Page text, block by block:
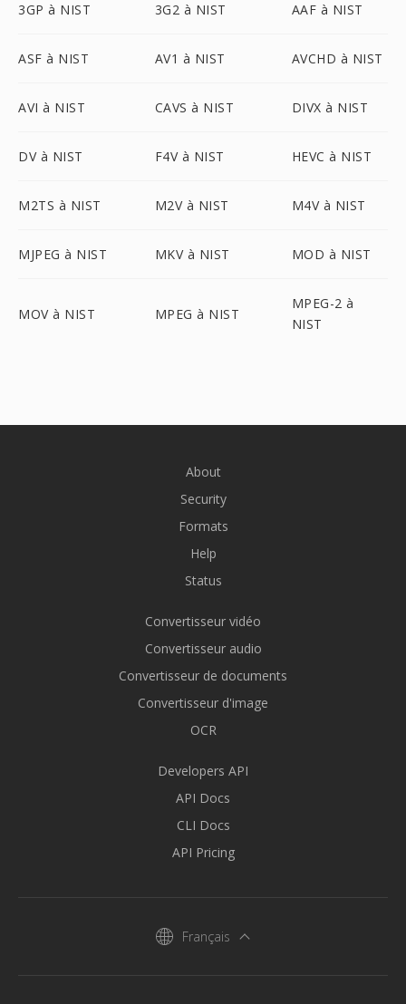
3GP à NIST 3G2 à NIST AAF à NIST
ASF à NIST AV1 à NIST AVCHD à NIST
AVI à NIST CAVS à NIST DIVX à NIST
DV à NIST F4V à NIST HEVC à NIST
M2TS à NIST M2V à NIST M4V à NIST
MJPEG à NIST MKV à NIST MOD à NIST
MOV à NIST MPEG à NIST
MPEG-2 à
NIST
About
Security
Formats
Help
Status
Convertisseur vidéo
Convertisseur audio
Convertisseur de documents
Convertisseur d'image
OCR
Developers API
API Docs
CLI Docs
API Pricing
Français